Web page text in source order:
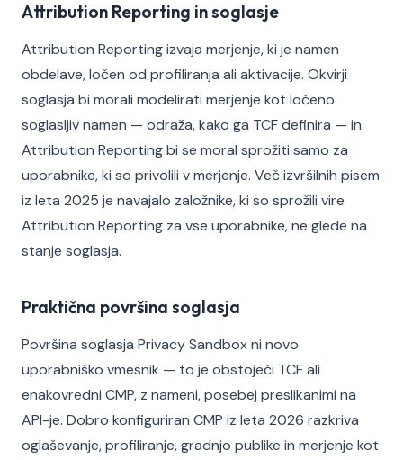
Attribution Reporting in soglasje
Attribution Reporting izvaja merjenje, ki je namen
obdelave, ločen od profiliranja ali aktivacije. Okvirji
soglasja bi morali modelirati merjenje kot ločeno
soglasljiv namen — odraža, kako ga TCF definira — in
Attribution Reporting bi se moral sprožiti samo za
uporabnike, ki so privolili v merjenje. Več izvršilnih pisem
iz leta 2025 je navajalo založnike, ki so sprožili vire
Attribution Reporting za vse uporabnike, ne glede na
stanje soglasja.
Praktična površina soglasja
Površina soglasja Privacy Sandbox ni novo
uporabniško vmesnik — to je obstoječi TCF ali
enakovredni CMP, z nameni, posebej preslikanimi na
API-je. Dobro konfiguriran CMP iz leta 2026 razkriva
oglaševanje, profiliranje, gradnjo publike in merjenje kot